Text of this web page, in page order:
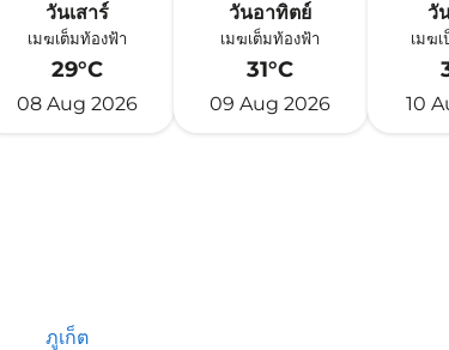
วันเสาร์
เมฆเต็มท้องฟ้า
29°C
08 Aug 2026
วันอาทิตย์
เมฆเต็มท้องฟ้า
31°C
09 Aug 2026
วั
เมฆ
10
ภูเก็ต